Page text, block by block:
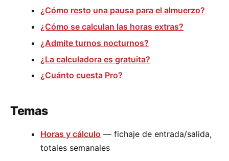
¿Cómo resto una pausa para el almuerzo?
¿Cómo se calculan las horas extras?
¿Admite turnos nocturnos?
¿La calculadora es gratuita?
¿Cuánto cuesta Pro?
Temas
Horas y cálculo — fichaje de entrada/salida,
totales semanales